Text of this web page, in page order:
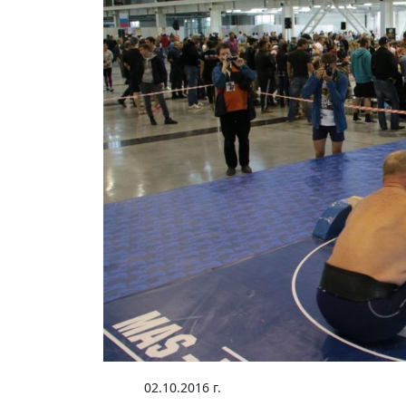
02.10.2016 г.